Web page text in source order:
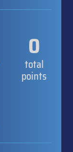
0
total
points